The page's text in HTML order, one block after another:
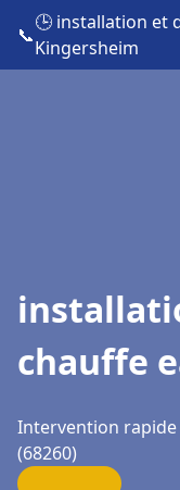
📞
🕒 installation et
Kingersheim
chauffe
Intervention
(68260)